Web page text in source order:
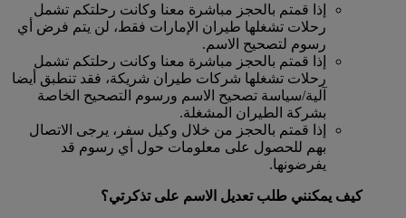
إذا قمتم بالحجز مباشرة معنا وكانت رحلتكم تشمل
رحلات تشغلها طيران الإمارات فقط، لن يتم فرض أي
رسوم لتصحيح الاسم.
إذا قمتم بالحجز مباشرة معنا وكانت رحلتكم تشمل
رحلات تشغلها شركات طيران شريكة، فقد تنطبق أيضا
آلية/سياسة تصحيح الاسم ورسوم التصحيح الخاصة
بشركة الطيران المشغلة.
إذا قمتم بالحجز من خلال وكيل سفر، يرجى الاتصال
بهم للحصول على معلومات حول أي رسوم قد
يفرضونها.
كيف يمكنني طلب تعديل الاسم على تذكرتي؟